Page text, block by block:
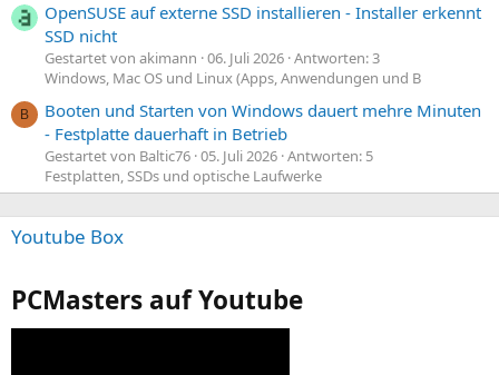
OpenSUSE auf externe SSD installieren - Installer erkennt
SSD nicht
Gestartet von akimann 06. Juli 2026 Antworten: 3
Windows, Mac OS und Linux (Apps, Anwendungen und B
B
Booten und Starten von Windows dauert mehre Minuten
- Festplatte dauerhaft in Betrieb
Gestartet von Baltic76 05. Juli 2026 Antworten: 5
Festplatten, SSDs und optische Laufwerke
Youtube Box
PCMasters auf Youtube